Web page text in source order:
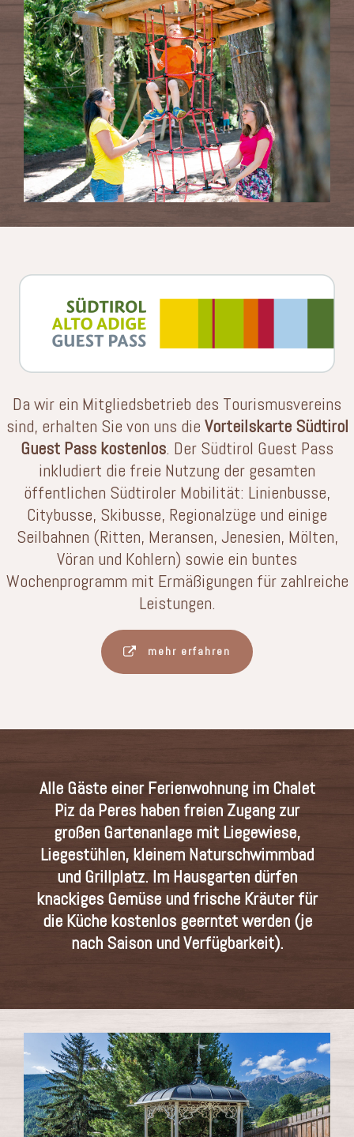
Da wir ein Mitgliedsbetrieb des Tourismusvereins
sind, erhalten Sie von uns die Vorteilskarte Südtirol
Guest Pass kostenlos. Der Südtirol Guest Pass
inkludiert die freie Nutzung der gesamten
öffentlichen Südtiroler Mobilität: Linienbusse,
Citybusse, Skibusse, Regionalzüge und einige
Seilbahnen (Ritten, Meransen, Jenesien, Mölten,
Vöran und Kohlern) sowie ein buntes
Wochenprogramm mit Ermäßigungen für zahlreiche
Leistungen.
mehr erfahren
Alle Gäste einer Ferienwohnung im Chalet
Piz da Peres haben freien Zugang zur
großen Gartenanlage mit Liegewiese,
Liegestühlen, kleinem Naturschwimmbad
und Grillplatz. Im Hausgarten dürfen
knackiges Gemüse und frische Kräuter für
die Küche kostenlos geerntet werden (je
nach Saison und Verfügbarkeit).